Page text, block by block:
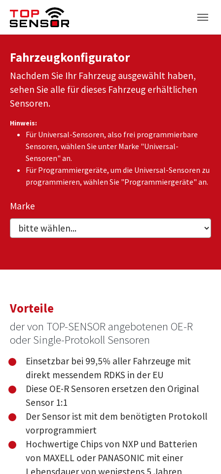
Zum Hauptinhalt springen
Skip to page footer
Fahrzeugkonfigurator
Nachdem Sie Ihr Fahrzeug ausgewählt haben,
sehen Sie alle für dieses Fahrzeug erhältlichen
Sensoren.
Hinweis:
Für Universal-Sensoren, also frei programmierbare
Sensoren, wählen Sie unter Marke "Universal-
Sensoren" an.
Für Programmiergeräte, um die Universal-Sensoren zu
programmieren, wählen Sie "Programmiergeräte" an.
Marke
Vorteile
der von TOP-SENSOR angebotenen OE-R
oder Single-Protokoll Sensoren
Einsetzbar bei 99,5% aller Fahrzeuge mit
direkt messendem RDKS in der EU
Diese OE-R Sensoren ersetzen den Original
Sensor 1:1
Der Sensor ist mit dem benötigten Protokoll
vorprogrammiert
Hochwertige Chips von NXP und Batterien
von MAXELL oder PANASONIC mit einer
Lebensdauer von wenigstens 5 Jahren